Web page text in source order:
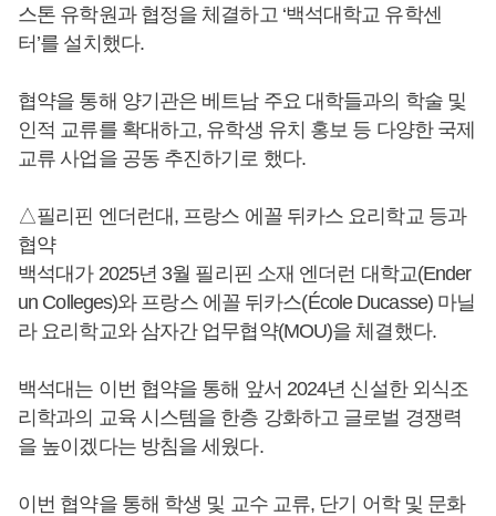
스톤 유학원과 협정을 체결하고 ‘백석대학교 유학센
터’를 설치했다.
협약을 통해 양기관은 베트남 주요 대학들과의 학술 및
인적 교류를 확대하고, 유학생 유치 홍보 등 다양한 국제
교류 사업을 공동 추진하기로 했다.
△필리핀 엔더런대, 프랑스 에꼴 뒤카스 요리학교 등과
협약
백석대가 2025년 3월 필리핀 소재 엔더런 대학교(Ender
un Colleges)와 프랑스 에꼴 뒤카스(École Ducasse) 마닐
라 요리학교와 삼자간 업무협약(MOU)을 체결했다.
백석대는 이번 협약을 통해 앞서 2024년 신설한 외식조
리학과의 교육 시스템을 한층 강화하고 글로벌 경쟁력
을 높이겠다는 방침을 세웠다.
이번 협약을 통해 학생 및 교수 교류, 단기 어학 및 문화